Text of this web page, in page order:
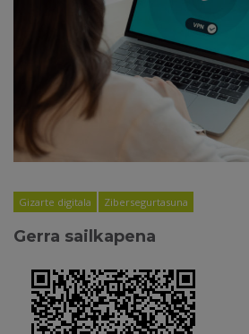
Gizarte digitala Zibersegurtasuna
Gerra sailkapena